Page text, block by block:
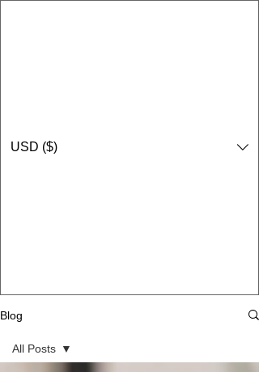
USD ($)
Blog
All Posts